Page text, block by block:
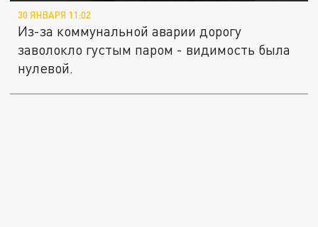
30 ЯНВАРЯ 11:02
Из-за коммунальной аварии дорогу
заволокло густым паром - видимость была
нулевой.